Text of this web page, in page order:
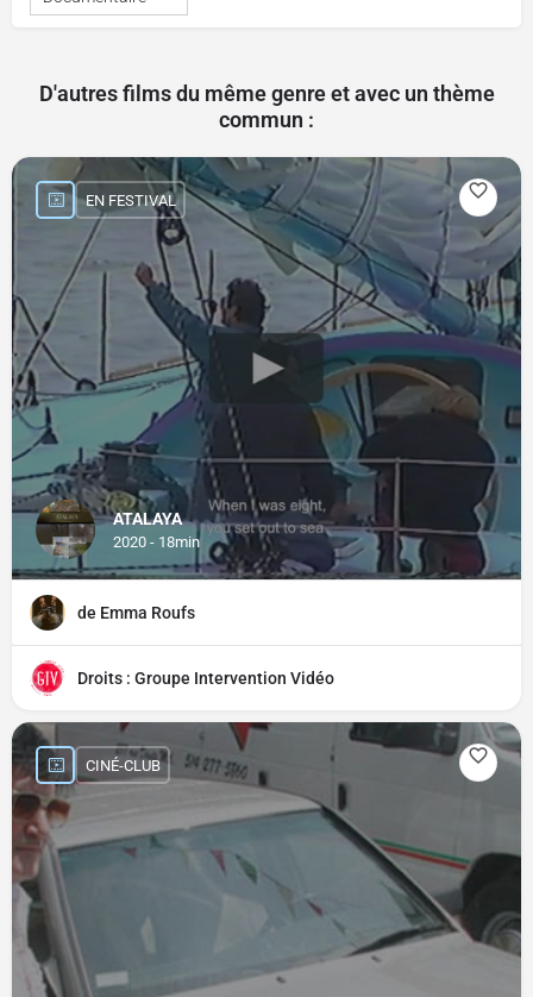
D'autres films du même genre et avec un thème
commun :
ATALAYA
2020 - 18min
EN FESTIVAL
de Emma Roufs
Droits : Groupe Intervention Vidéo
CINÉ-CLUB